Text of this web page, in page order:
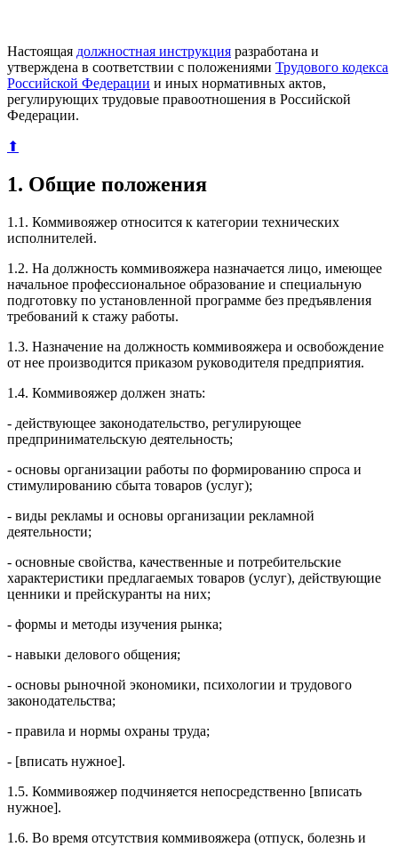
Настоящая должностная инструкция разработана и
утверждена в соответствии с положениями Трудового кодекса
Российской Федерации и иных нормативных актов,
регулирующих трудовые правоотношения в Российской
Федерации.
⬆
1. Общие положения
1.1. Коммивояжер относится к категории технических
исполнителей.
1.2. На должность коммивояжера назначается лицо, имеющее
начальное профессиональное образование и специальную
подготовку по установленной программе без предъявления
требований к стажу работы.
1.3. Назначение на должность коммивояжера и освобождение
от нее производится приказом руководителя предприятия.
1.4. Коммивояжер должен знать:
- действующее законодательство, регулирующее
предпринимательскую деятельность;
- основы организации работы по формированию спроса и
стимулированию сбыта товаров (услуг);
- виды рекламы и основы организации рекламной
деятельности;
- основные свойства, качественные и потребительские
характеристики предлагаемых товаров (услуг), действующие
ценники и прейскуранты на них;
- формы и методы изучения рынка;
- навыки делового общения;
- основы рыночной экономики, психологии и трудового
законодательства;
- правила и нормы охраны труда;
- [вписать нужное].
1.5. Коммивояжер подчиняется непосредственно [вписать
нужное].
1.6. Во время отсутствия коммивояжера (отпуск, болезнь и